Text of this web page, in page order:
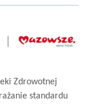
Zdrowotnej
standardu